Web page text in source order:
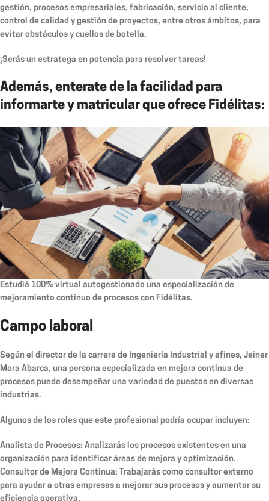
gestión, procesos empresariales, fabricación, servicio al cliente,
control de calidad y gestión de proyectos, entre otros ámbitos, para
evitar obstáculos y cuellos de botella.
¡Serás un estratega en potencia para resolver tareas!
Además, enterate de la facilidad para
informarte y matricular que ofrece Fidélitas:
Estudiá 100% virtual autogestionado una especialización de
mejoramiento continuo de procesos con Fidélitas.
Campo laboral
Según el director de la carrera de Ingeniería Industrial y afines, Jeiner
Mora Abarca, una persona especializada en mejora continua de
procesos puede desempeñar una variedad de puestos en diversas
industrias.
Algunos de los roles que este profesional podría ocupar incluyen:
Analista de Procesos: Analizarás los procesos existentes en una
organización para identificar áreas de mejora y optimización.
Consultor de Mejora Continua: Trabajarás como consultor externo
para ayudar a otras empresas a mejorar sus procesos y aumentar su
eficiencia operativa.